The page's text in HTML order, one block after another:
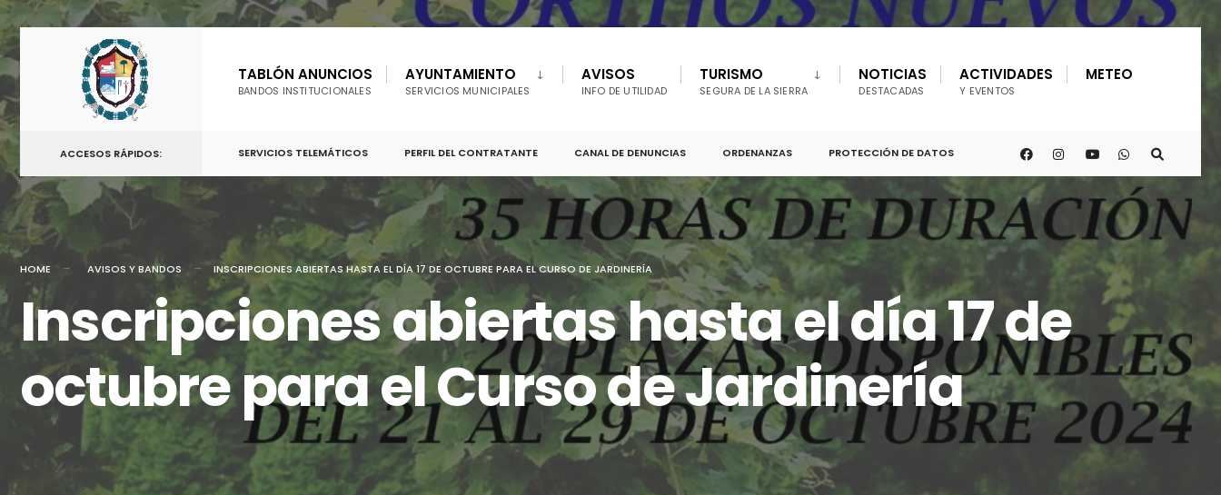
TABLÓN ANUNCIOS
BANDOS INSTITUCIONALES
AYUNTAMIENTO
SERVICIOS MUNICIPALES
AVISOS
INFO DE UTILIDAD
TURISMO
SEGURA DE LA SIERRA
NOTICIAS
DESTACADAS
ACTIVIDADES
Y EVENTOS
METEO
ACCESOS RÁPIDOS: SERVICIOS TELEMÁTICOS PERFIL DEL CONTRATANTE CANAL DE DENUNCIAS ORDENANZAS PROTECCIÓN DE DATOS
HOME AVISOS Y BANDOS INSCRIPCIONES ABIERTAS HASTA EL DÍA 17 DE OCTUBRE PARA EL CURSO DE JARDINERÍA
Inscripciones abiertas hasta el día 17 de
octubre para el Curso de Jardinería